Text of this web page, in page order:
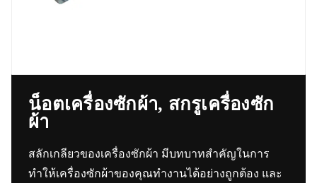
น็อตเครื่องซักผ้า, สกรูเครื่องซัก
ผ้า
สลักเกลียวของเครื่องซักผ้า มีบทบาทสำคัญในการ
ทำให้เครื่องซักผ้าของคุณทำงานได้อย่างถูกต้อง และ